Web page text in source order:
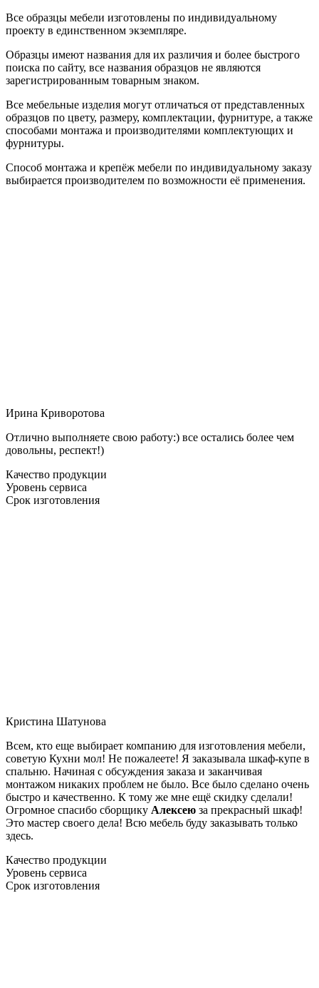
Все образцы мебели изготовлены по индивидуальному
проекту в единственном экземпляре.
Образцы имеют названия для их различия и более быстрого
поиска по сайту, все названия образцов не являются
зарегистрированным товарным знаком.
Все мебельные изделия могут отличаться от представленных
образцов по цвету, размеру, комплектации, фурнитуре, а также
способами монтажа и производителями комплектующих и
фурнитуры.
Способ монтажа и крепёж мебели по индивидуальному заказу
выбирается производителем по возможности её применения.
Ирина Криворотова
Отлично выполняете свою работу:) все остались более чем
довольны, респект!)
Качество продукции
Уровень сервиса
Срок изготовления
Кристина Шатунова
Всем, кто еще выбирает компанию для изготовления мебели,
советую Кухни мол! Не пожалеете! Я заказывала шкаф-купе в
спальню. Начиная с обсуждения заказа и заканчивая
монтажом никаких проблем не было. Все было сделано очень
быстро и качественно. К тому же мне ещё скидку сделали!
Огромное спасибо сборщику Алексею за прекрасный шкаф!
Это мастер своего дела! Всю мебель буду заказывать только
здесь.
Качество продукции
Уровень сервиса
Срок изготовления